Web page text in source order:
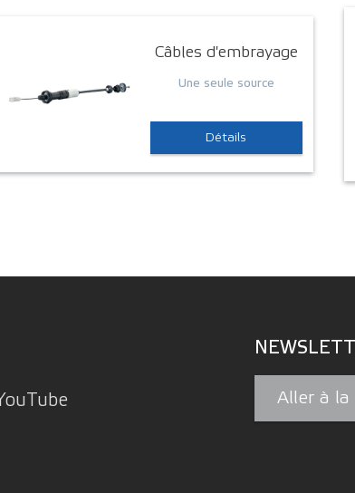
Câbles d'embrayage
Une seule source
Détails
YouTube Aller à